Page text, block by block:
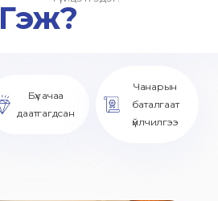
Гэж?
Бүх ачаа
даатгагдсан
Чанарын
баталгаат
үйлчилгээ